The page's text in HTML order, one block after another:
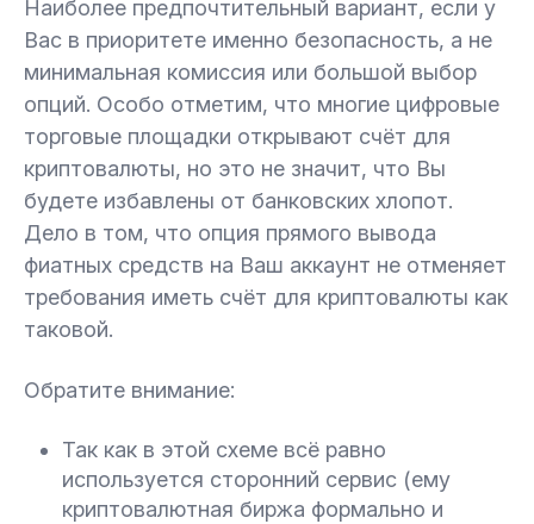
Наиболее предпочтительный вариант, если у
Вас в приоритете именно безопасность, а не
минимальная комиссия или большой выбор
опций. Особо отметим, что многие цифровые
торговые площадки открывают счёт для
криптовалюты, но это не значит, что Вы
будете избавлены от банковских хлопот.
Дело в том, что опция прямого вывода
фиатных средств на Ваш аккаунт не отменяет
требования иметь счёт для криптовалюты как
таковой.
Обратите внимание:
Так как в этой схеме всё равно
используется сторонний сервис (ему
криптовалютная биржа формально и